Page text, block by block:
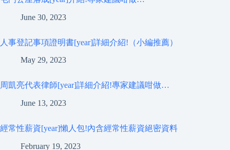
June 30, 2023
人事登記事項證明書[year]詳細介紹!（小編推薦）
May 29, 2023
周凱亮代表律師[year]詳細介紹!專家建議咁做…
June 13, 2023
經常性薪資[year]懶人包!內含經常性薪資絕密資料
February 19, 2023